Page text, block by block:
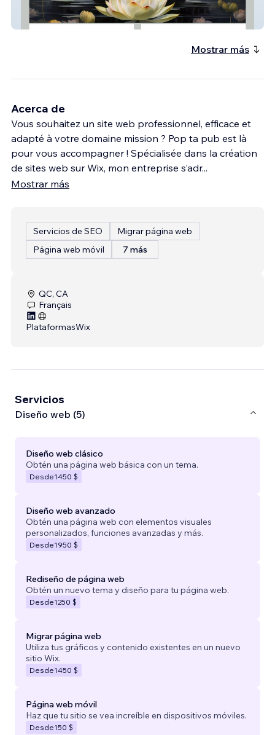
Christianne Beaulieu Soins Holistiques
Mostrar más
Acerca de
Vous souhaitez un site web professionnel, efficace et
adapté à votre domaine mission ? Pop ta pub est là
pour vous accompagner ! Spécialisée dans la création
de sites web sur Wix, mon entreprise s’adr...
Mostrar más
Servicios de SEO
Migrar página web
Página web móvil
7 más
QC, CA
Français
PlataformasWix
Servicios
Diseño web (5)
Diseño web clásico
Obtén una página web básica con un tema.
Desde1450 $
Diseño web avanzado
Obtén una página web con elementos visuales
personalizados, funciones avanzadas y más.
Desde1950 $
Rediseño de página web
Obtén un nuevo tema y diseño para tu página web.
Desde1250 $
Migrar página web
Utiliza tus gráficos y contenido existentes en un nuevo
sitio Wix.
Desde1450 $
Página web móvil
Haz que tu sitio se vea increíble en dispositivos móviles.
Desde150 $